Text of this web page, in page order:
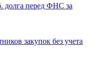
долга перед ФНС за
закупок без учета